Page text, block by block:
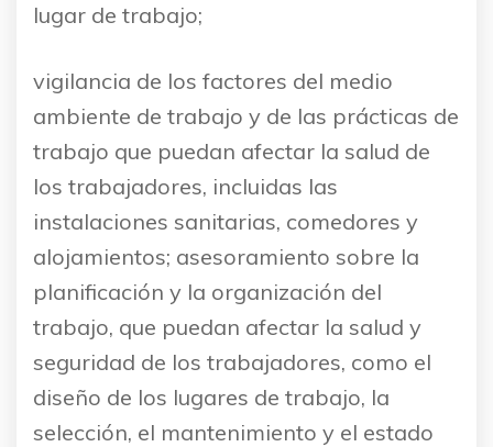
lugar de trabajo;
vigilancia de los factores del medio
ambiente de trabajo y de las prácticas de
trabajo que puedan afectar la salud de
los trabajadores, incluidas las
instalaciones sanitarias, comedores y
alojamientos; asesoramiento sobre la
planificación y la organización del
trabajo, que puedan afectar la salud y
seguridad de los trabajadores, como el
diseño de los lugares de trabajo, la
selección, el mantenimiento y el estado